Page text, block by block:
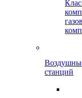
станций